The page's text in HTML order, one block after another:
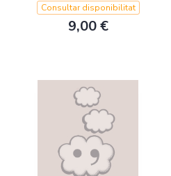
Consultar disponibilitat
9,00 €